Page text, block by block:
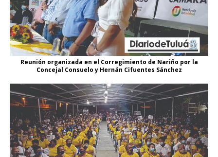
Reunión organizada en el Corregimiento de Nariño por la
Concejal Consuelo y Hernán Cifuentes Sánchez